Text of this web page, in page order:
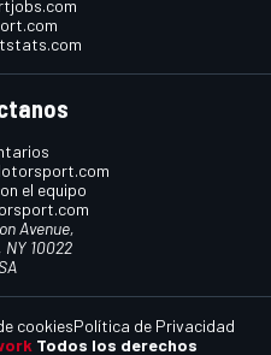
el equipo
Avenue,
NY 10022
Todos los derechos
cookiesPolítica de Privacidad